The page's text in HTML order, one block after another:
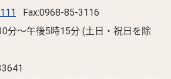
Fax:0968-85-3116
分～午後5時15分 (土日・祝日を除